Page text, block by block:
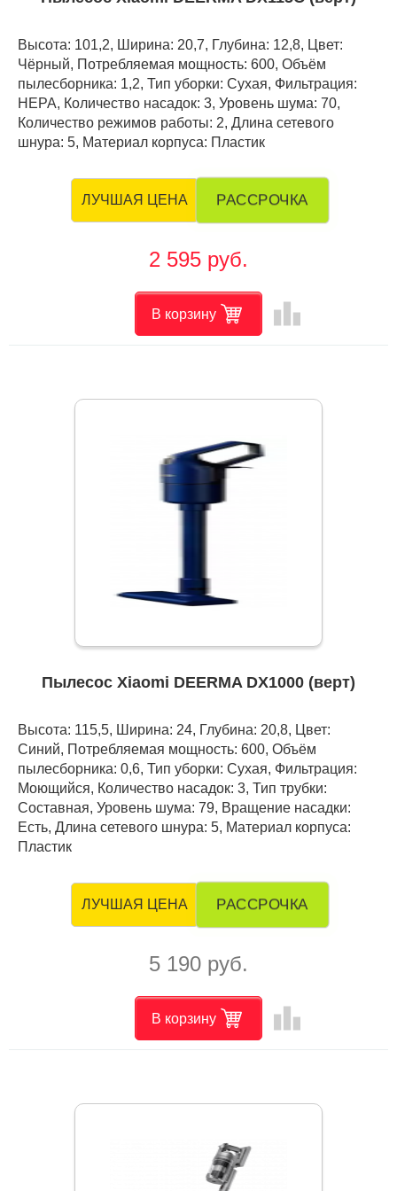
Высота: 101,2, Ширина: 20,7, Глубина: 12,8, Цвет:
Чёрный, Потребляемая мощность: 600, Объём
пылесборника: 1,2, Тип уборки: Сухая, Фильтрация:
HEPA, Количество насадок: 3, Уровень шума: 70,
Количество режимов работы: 2, Длина сетевого
шнура: 5, Материал корпуса: Пластик
ЛУЧШАЯ ЦЕНА РАССРОЧКА
2 595 руб.
В корзину leaderboard
Пылесос Xiaomi DEERMA DX1000 (верт)
Высота: 115,5, Ширина: 24, Глубина: 20,8, Цвет:
Синий, Потребляемая мощность: 600, Объём
пылесборника: 0,6, Тип уборки: Сухая, Фильтрация:
Моющийся, Количество насадок: 3, Тип трубки:
Составная, Уровень шума: 79, Вращение насадки:
Есть, Длина сетевого шнура: 5, Материал корпуса:
Пластик
ЛУЧШАЯ ЦЕНА РАССРОЧКА
5 190 руб.
В корзину leaderboard